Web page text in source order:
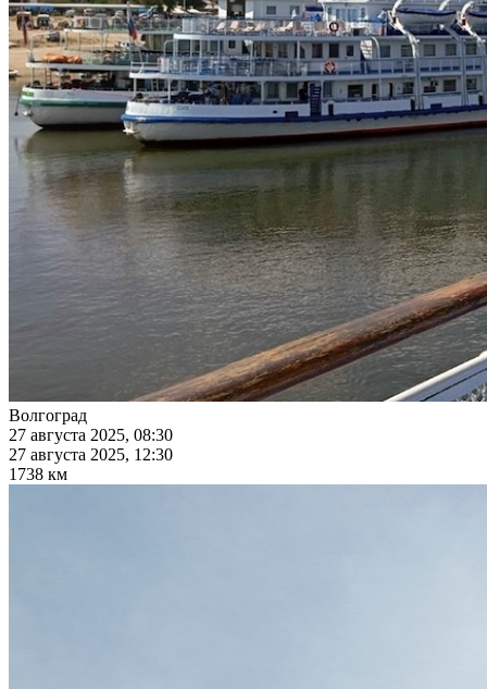
Волгоград
27 августа 2025, 08:30
27 августа 2025, 12:30
1738 км